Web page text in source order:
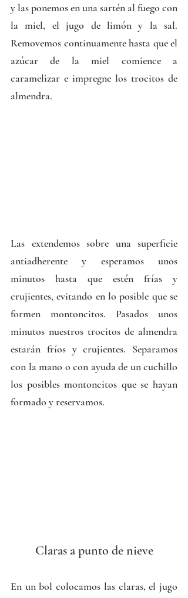
y las ponemos en una sartén al fuego con
la miel, el jugo de limón y la sal.
Removemos continuamente hasta que el
azúcar de la miel comience a
caramelizar e impregne los trocitos de
almendra.
Las extendemos sobre una superficie
antiadherente y esperamos unos
minutos hasta que estén frías y
crujientes, evitando en lo posible que se
formen montoncitos. Pasados unos
minutos nuestros trocitos de almendra
estarán fríos y crujientes. Separamos
con la mano o con ayuda de un cuchillo
los posibles montoncitos que se hayan
formado y reservamos.
Claras a punto de nieve
En un bol colocamos las claras, el jugo